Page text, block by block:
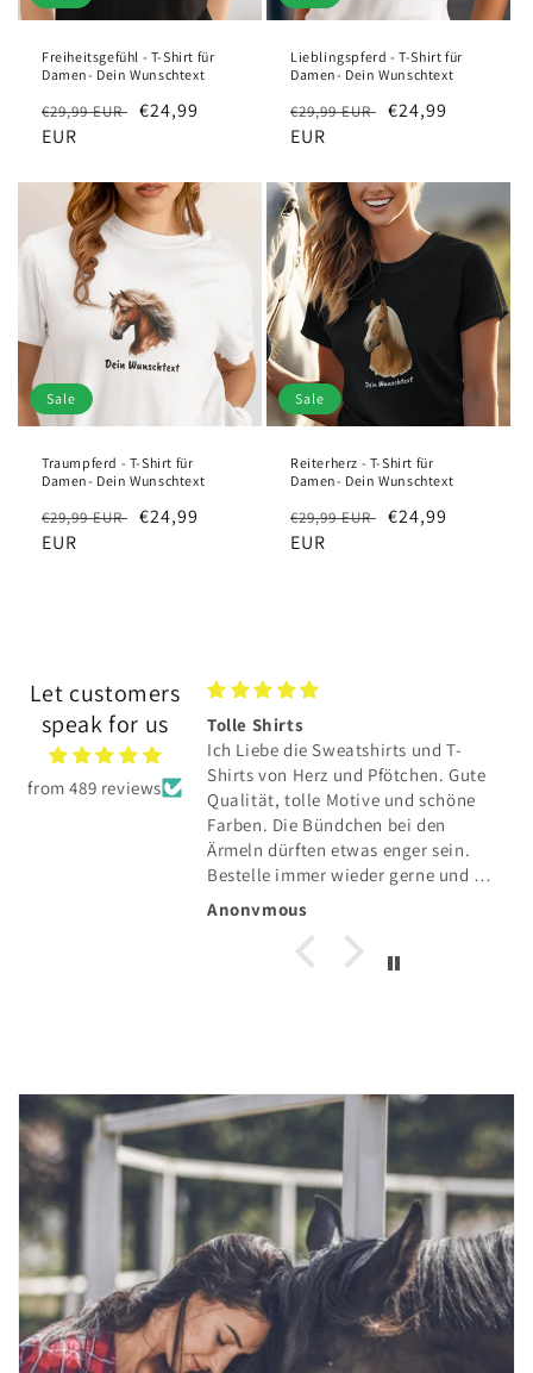
Freiheitsgefühl - T-Shirt für
Damen- Dein Wunschtext
Regular
price
€29,99 EUR Sale
€24,99
EUR
Lieblingspferd - T-Shirt für
Damen- Dein Wunschtext
Regular
price
€29,99 EUR Sale
€24,99
EUR
Sale
Traumpferd - T-Shirt für
Damen- Dein Wunschtext
Regular
price
€29,99 EUR Sale
€24,99
EUR
Sale
Reiterherz - T-Shirt für
Damen- Dein Wunschtext
Regular
price
€29,99 EUR Sale
€24,99
EUR
Let customers
speak for us
from 489 reviews
hat sich total
Tolle Shirts
Ich Liebe die Sweatshirts und T-
Shirts von Herz und Pfötchen. Gute
Qualität, tolle Motive und schöne
Farben. Die Bündchen bei den
Ärmeln dürften etwas enger sein.
Bestelle immer wieder gerne und die
Lieferung in die Schweiz klappt auch
Anonymous